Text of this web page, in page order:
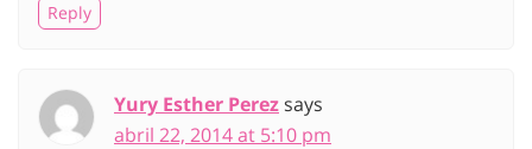
Reply
Yury Esther Perezsays
abril 22, 2014 at 5:10 pm